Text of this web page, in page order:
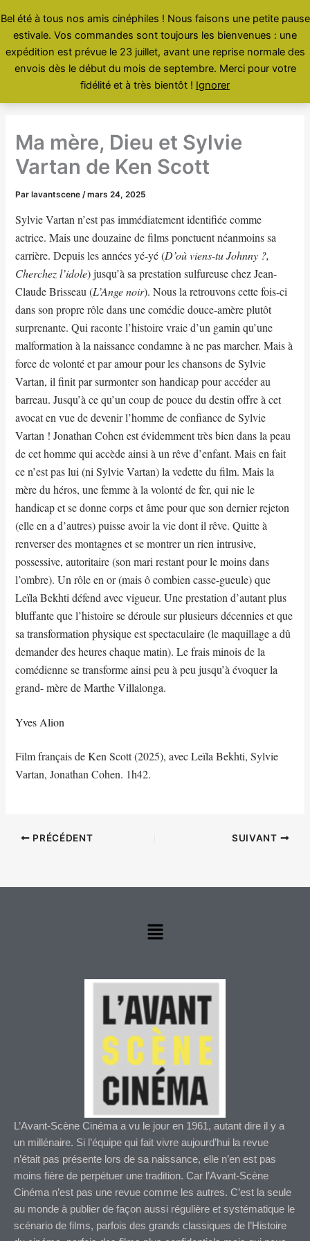
Bel été à tous nos amis cinéphiles ! Nous faisons une petite pause
estivale. Vos commandes sont toujours les bienvenues : une
expédition est prévue le 23 juillet, avant une reprise normale des
envois dès le début du mois de septembre. Merci pour votre
fidélité et à très bientôt ! Ignorer
au
contenu
Menu
Ma mère, Dieu et Sylvie
Vartan de Ken Scott
Parlavantscene /mars 24, 2025
Sylvie Vartan n’est pas immédiatement identifiée comme
actrice. Mais une douzaine de films ponctuent néanmoins sa
carrière. Depuis les années yé-yé (D’où viens-tu Johnny ?,
Cherchez l’idole) jusqu’à sa prestation sulfureuse chez Jean-
Claude Brisseau (L’Ange noir). Nous la retrouvons cette fois-ci
dans son propre rôle dans une comédie douce-amère plutôt
surprenante. Qui raconte l’histoire vraie d’un gamin qu’une
malformation à la naissance condamne à ne pas marcher. Mais à
force de volonté et par amour pour les chansons de Sylvie
Vartan, il finit par surmonter son handicap pour accéder au
barreau. Jusqu’à ce qu’un coup de pouce du destin offre à cet
avocat en vue de devenir l’homme de confiance de Sylvie
Vartan ! Jonathan Cohen est évidemment très bien dans la peau
de cet homme qui accède ainsi à un rêve d’enfant. Mais en fait
ce n’est pas lui (ni Sylvie Vartan) la vedette du film. Mais la
mère du héros, une femme à la volonté de fer, qui nie le
handicap et se donne corps et âme pour que son dernier rejeton
(elle en a d’autres) puisse avoir la vie dont il rêve. Quitte à
renverser des montagnes et se montrer un rien intrusive,
possessive, autoritaire (son mari restant pour le moins dans
l’ombre). Un rôle en or (mais ô combien casse-gueule) que
Leïla Bekhti défend avec vigueur. Une prestation d’autant plus
bluffante que l’histoire se déroule sur plusieurs décennies et que
sa transformation physique est spectaculaire (le maquillage a dû
demander des heures chaque matin). Le frais minois de la
comédienne se transforme ainsi peu à peu jusqu’à évoquer la
grand- mère de Marthe Villalonga.
Yves Alion
Film français de Ken Scott (2025), avec Leïla Bekhti, Sylvie
Vartan, Jonathan Cohen. 1h42.
PRÉCÉDENT SUIVANT
Menu
L’Avant-Scène Cinéma a vu le jour en 1961, autant dire il y a
un millénaire. Si l’équipe qui fait vivre aujourd’hui la revue
n’était pas présente lors de sa naissance, elle n’en est pas
moins fière de perpétuer une tradition. Car l’Avant-Scène
Cinéma n’est pas une revue comme les autres. C’est la seule
au monde à publier de façon aussi régulière et systématique le
scénario de films, parfois des grands classiques de l’Histoire